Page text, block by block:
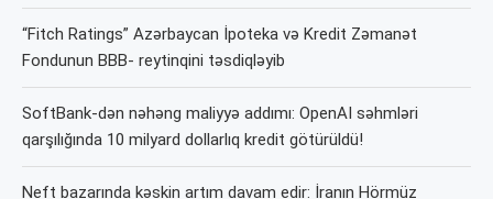
“Fitch Ratings” Azərbaycan İpoteka və Kredit Zəmanət
Fondunun BBB- reytinqini təsdiqləyib
SoftBank-dən nəhəng maliyyə addımı: OpenAI səhmləri
qarşılığında 10 milyard dollarlıq kredit götürüldü!
Neft bazarında kəskin artım davam edir: İranın Hörmüz